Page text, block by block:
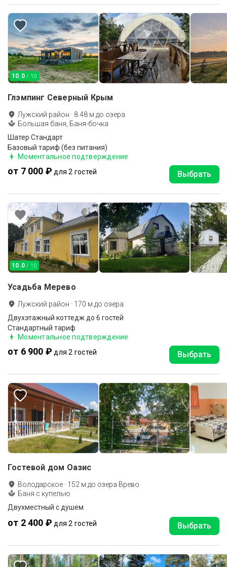
10.0 / 10
Глэмпинг Северный Крым
Лужский район · 8.48 м до озера
Большая баня, Баня-бочка
Шатер Стандарт
Базовый тариф (без питания)
Моментальное подтверждение
от 7 000 ₽ для 2 гостей Выбрать
10.0 / 10
Усадьба Мерево
Лужский район · 170 м до озера
Двухэтажный коттедж до 6 гостей
Стандартный тариф
Моментальное подтверждение
от 6 900 ₽ для 2 гостей Выбрать
Гостевой дом Оазис
Володарское · 152 м до озера Врево
Баня с купелью
Двухместный с душем
от 2 400 ₽ для 2 гостей Выбрать